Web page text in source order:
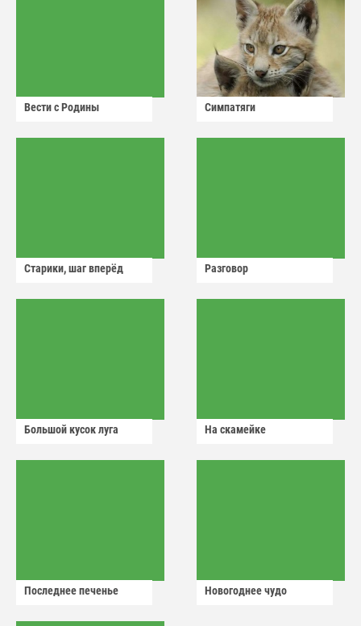
Вести с Родины Симпатяги
Старики, шаг вперёд Разговор
Большой кусок луга На скамейке
Последнее печенье Новогоднее чудо